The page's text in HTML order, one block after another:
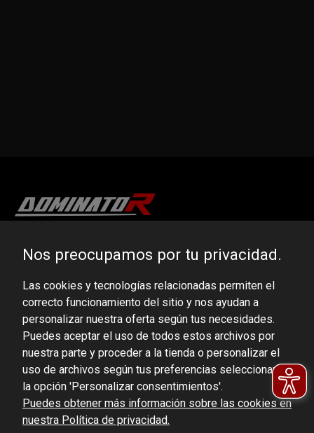
DOMINATOR GROUP Sp. z o.o.
VAT ID No.: 6521751083
dominator@dominator.pl
© Copyright 2022 | Dominator Group Sp. z o. o.
Nos preocupamos por tu privacidad.
Las cookies y tecnologías relacionadas permiten el
correcto funcionamiento del sitio y nos ayudan a
personalizar nuestra oferta según tus necesidades.
Puedes aceptar el uso de todos estos archivos por
nuestra parte y proceder a la tienda o personalizar el
uso de archivos según tus preferencias seleccionando
la opción 'Personalizar consentimientos'.
Puedes obtener más información sobre las cookies en
nuestra Política de privacidad.